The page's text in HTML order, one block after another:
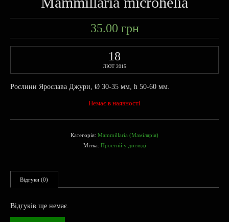
35.00 грн
18
ЛЮТ 2015
Рослини Ярослава Джури, Ø 30-35 мм, h 50-60 мм.
Немає в наявності
Категорія: Mammillaria (Мамілярія)
Мітка: Простий у догляді
Відгуки (0)
Відгуків ще немає.